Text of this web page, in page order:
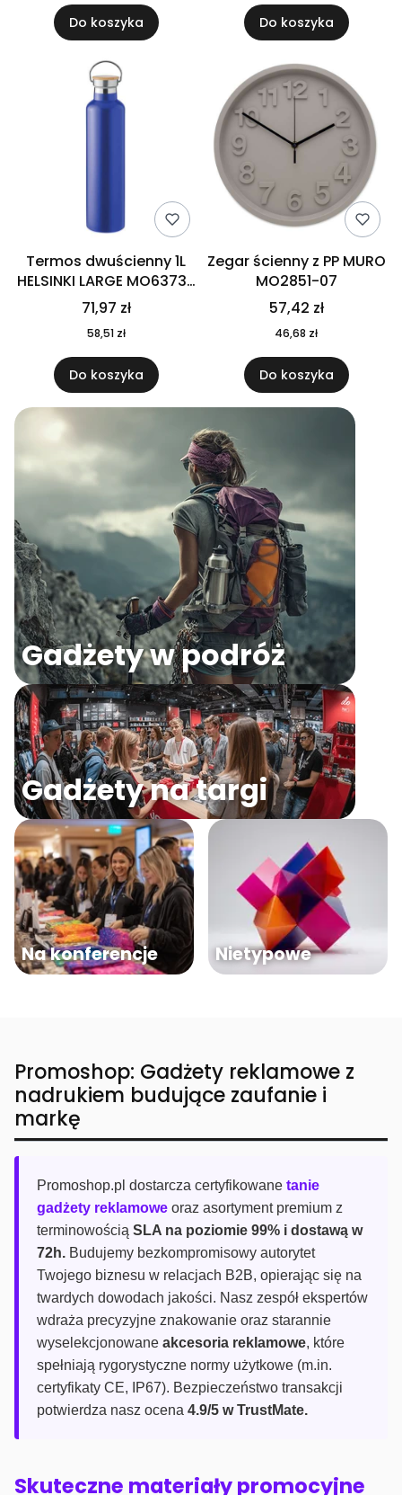
Do koszyka Do koszyka
Termos dwuścienny 1L
HELSINKI LARGE MO6373-
04
71,97 zł
58,51 zł
Do koszyka
Zegar ścienny z PP MURO
MO2851-07
57,42 zł
46,68 zł
Do koszyka
Gadżety w podróż
Gadżety na targi
Na konferencje Nietypowe
Promoshop: Gadżety reklamowe z
nadrukiem budujące zaufanie i
markę
Promoshop.pl dostarcza certyfikowane tanie
gadżety reklamowe oraz asortyment premium z
terminowością SLA na poziomie 99% i dostawą w
72h. Budujemy bezkompromisowy autorytet
Twojego biznesu w relacjach B2B, opierając się na
twardych dowodach jakości. Nasz zespół ekspertów
wdraża precyzyjne znakowanie oraz starannie
wyselekcjonowane akcesoria reklamowe, które
spełniają rygorystyczne normy użytkowe (m.in.
certyfikaty CE, IP67). Bezpieczeństwo transakcji
potwierdza nasz ocena 4.9/5 w TrustMate.
Skuteczne materiały promocyjne